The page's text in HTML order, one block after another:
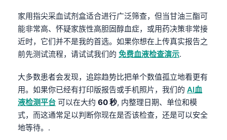
家用指尖采血试剂盒适合进行广泛筛查，但当甘油三酯可
能非常高、怀疑家族性高胆固醇血症，或用药决策非常接
近时，它们并不是我的首选。如果你想在上传真实报告之
前先测试流程，请试试我们的 免费血液检查演示.
大多数患者会发现，追踪趋势比把单个数值孤立地看更有
用。如果你已经有打印版报告或手机照片，我们的 AI血
液检测平台 可以在大约 60 秒, 内整理日期、单位和模
式，而这通常足以判断你现在是否该检查，还是可以安全
地等待。.Bahasa Indonesia
Հայերեն
Íslenska
Српски језик
Bosanski
Azərbaycan dili
Eesti